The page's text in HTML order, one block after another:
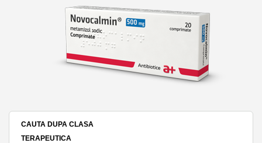
CAUTA DUPA CLASA
TERAPEUTICA